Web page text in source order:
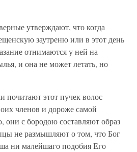
утверждают, что когда
заутреню или в этот день
отнимаются у ней на
и она не может летать, но
почитают этот пучек волос
членов и дороже самой
с бородою составляют образ
не размышляют о том, что Бог
ни малейшаго подобия Его